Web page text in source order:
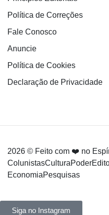
Política de Correções
Fale Conosco
Anuncie
Política de Cookies
Declaração de Privacidade
2026 © Feito com ❤️ no
ColunistasCulturaPoder
EconomiaPesquisas
Siga no Instagram